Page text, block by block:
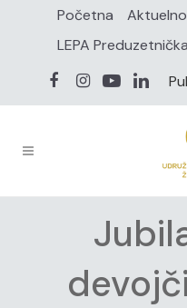
Početna
LEPA